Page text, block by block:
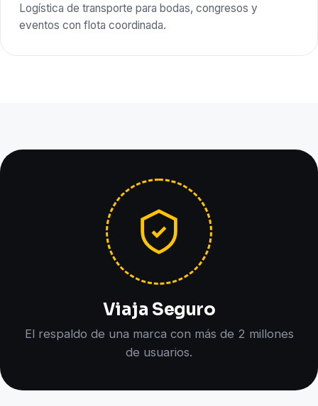
Logística de transporte para bodas, congresos y
eventos con flota coordinada.
Viaja Seguro
El respaldo de una marca con más de 2 millones
de usuarios.